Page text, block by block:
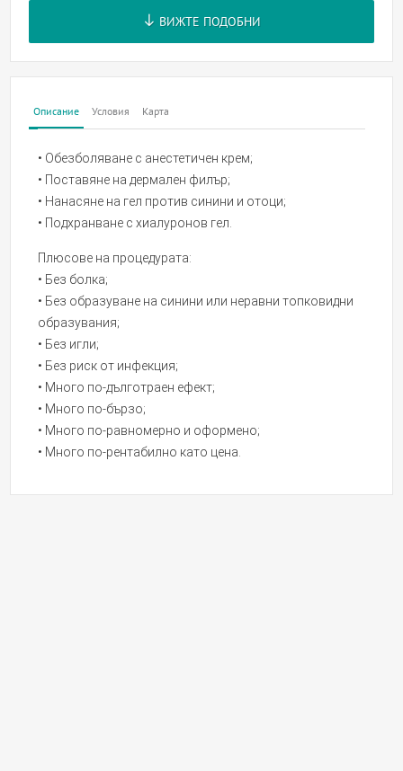
ВИЖТЕ ПОДОБНИ
Описание Условия Карта
• Обезболяване с анестетичен крем;
• Поставяне на дермален филър;
• Нанасяне на гел против синини и отоци;
• Подхранване с хиалуронов гел.
Плюсове на процедурата:
• Без болка;
• Без образуване на синини или неравни топковидни
образувания;
• Без игли;
• Без риск от инфекция;
• Много по-дълготраен ефект;
• Много по-бързо;
• Много по-равномерно и оформено;
• Много по-рентабилно като цена.